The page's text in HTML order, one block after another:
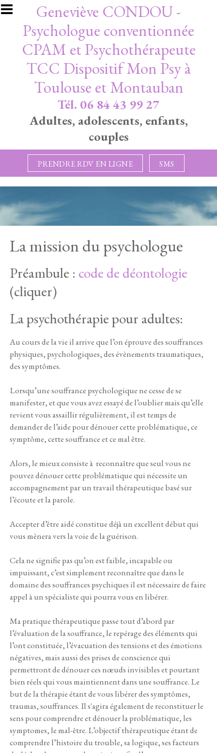
Aller au contenu principal
Geneviève CONDOU -
Psychologue conventionnée
CPAM et Psychothérapeute
TCC Dispositif Mon Psy à
Toulouse et Montauban
Tél. 06 84 43 99 27
Adultes, adolescents, enfants,
couples
PRENDRE RDV EN LIGNE SMS
La mission du psychologue
Préambule : code de déontologie
(cliquer)
La psychothérapie pour adultes:
Au cours de la vie il arrive que l’on éprouve des souffrances
physiques, psychologiques, des évènements traumatiques,
des symptômes.
Lorsqu’une souffrance psychologique ne cesse de se
manifester, et que vous avez essayé de l’oublier mais qu’elle
revient vous assaillir régulièrement, il est temps de
demander de l’aide pour dénouer cette problématique, ce
symptôme, cette souffrance et ce mal être.
Alors, le mieux consiste à reconnaître que seul vous ne
pouvez dénouer cette problématique qui nécessite un
accompagnement par un travail thérapeutique basé sur
l’écoute et la parole.
Accepter d’être aidé constitue déjà un excellent début qui
vous mènera vers la voie de la guérison.
Cela ne signifie pas qu’on est faible, incapable ou
impuissant, c’est simplement reconnaître que dans le
domaine des souffrances psychiques il est nécessaire de faire
appel à un spécialiste qui pourra vous en libérer.
Ma pratique thérapeutique passe tout d’abord par
l’évaluation de la souffrance, le repérage des éléments qui
l’ont constituée, l’évacuation des tensions et des émotions
négatives, mais aussi des prises de conscience qui
permettront de dénouer ces nœuds invisibles et pourtant
bien réels qui vous maintiennent dans une souffrance. Le
but de la thérapie étant de vous libérer des symptômes,
traumas, souffrances. Il s'agira également de reconstituer le
sens pour comprendre et dénouer la problématique, les
symptomes, le mal-être. L’objectif thérapeutique étant de
comprendre l’histoire du trouble, sa logique, ses facteurs